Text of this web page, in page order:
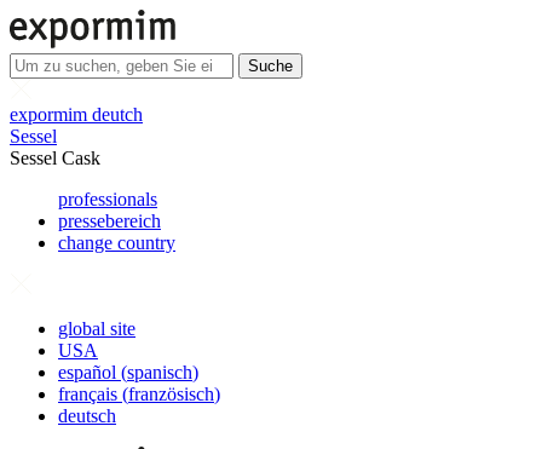
Suche
expormim deutch
Sessel
Sessel Cask
professionals
pressebereich
change country
global site
USA
español (spanisch)
français (französisch)
deutsch